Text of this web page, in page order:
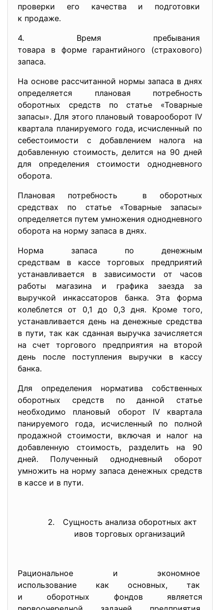
проверки его качества и подготовки
к продаже.
4. Время пребывания
товара в форме гарантийного (страхового)
запаса.
На основе рассчитанной нормы запаса в днях
определяется плановая потребность
оборотных средств по статье «Товарные
запасы». Для этого плановый товарооборот IV
квартала планируемого года, исчисленный по
себестоимости с добавлением налога на
добавленную стоимость, делится на 90 дней
для определения стоимости однодневного
оборота.
Плановая потребность в оборотных
средствах по статье «Товарные запасы»
определяется путем умножения однодневного
оборота на норму запаса в днях.
Норма запаса по денежным
средствам в кассе торговых предприятий
устанавливается в зависимости от часов
работы магазина и графика заезда за
выручкой инкассаторов банка. Эта форма
колеблется от 0,1 до 0,3 дня. Кроме того,
устанавливается день на денежные средства
в пути, так как сданная выручка зачисляется
на счет торгового предприятия на второй
день после поступления выручки в кассу
банка.
Для определения норматива собственных
оборотных средств по данной статье
необходимо плановый оборот IV квартала
панируемого года, исчисленный по полной
продажной стоимости, включая и налог на
добавленную стоимость, разделить на 90
дней. Полученный однодневный оборот
умножить на норму запаса денежных средств
в кассе и в пути.
Сущность анализа оборотных акт
ивов торговых организаций
Рациональное и экономное
использование как основных, так
и оборотных фондов является